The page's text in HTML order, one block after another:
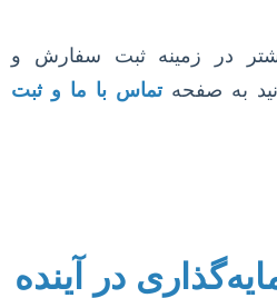
در زمینه ثبت سفارش و
به صفحهتماس با ما و ثبت
در آینده